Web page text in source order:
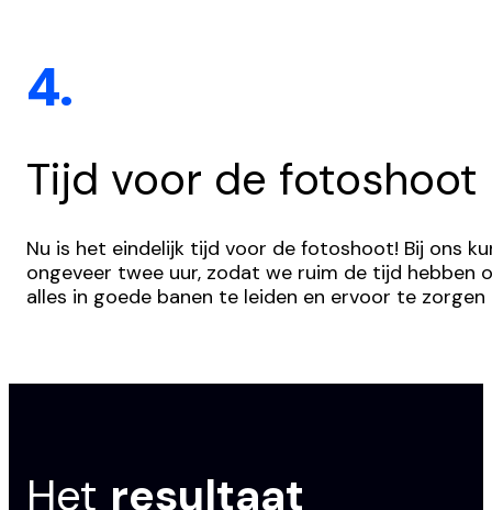
4.
Tijd voor de fotoshoot
Nu is het eindelijk tijd voor de fotoshoot! Bij ons
ongeveer twee uur, zodat we ruim de tijd hebben
alles in goede banen te leiden en ervoor te
Het resultaat